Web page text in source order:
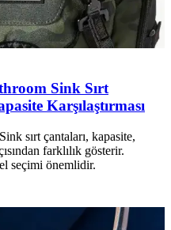
Sink Sırt
Karşılaştırması
sırt çantaları, kapasite,
farklılık gösterir.
seçimi önemlidir.